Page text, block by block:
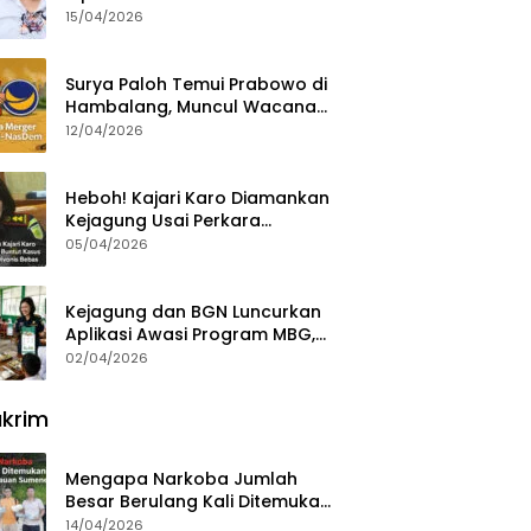
15/04/2026
Surya Paloh Temui Prabowo di
Hambalang, Muncul Wacana
Penggabungan NasDem dan
12/04/2026
Heboh! Kajari Karo Diamankan
Kejagung Usai Perkara
Videografer Divonis Bebas
05/04/2026
Kejagung dan BGN Luncurkan
Aplikasi Awasi Program MBG,
Begini Cara Lapornya
02/04/2026
Mengapa Narkoba Jumlah
Besar Berulang Kali Ditemukan
di Wilayah Kepulauan
14/04/2026